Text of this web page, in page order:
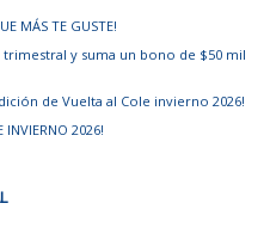
MÁS TE GUSTE!
trimestral y suma un bono de $50 mil
de Vuelta al Cole invierno 2026!
INVIERNO 2026!